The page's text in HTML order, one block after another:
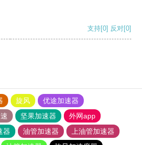
支持[0] 反对[0]
旋风
优途加速器
坚果加速器
外网app
器 油管加速器
上油管加速器